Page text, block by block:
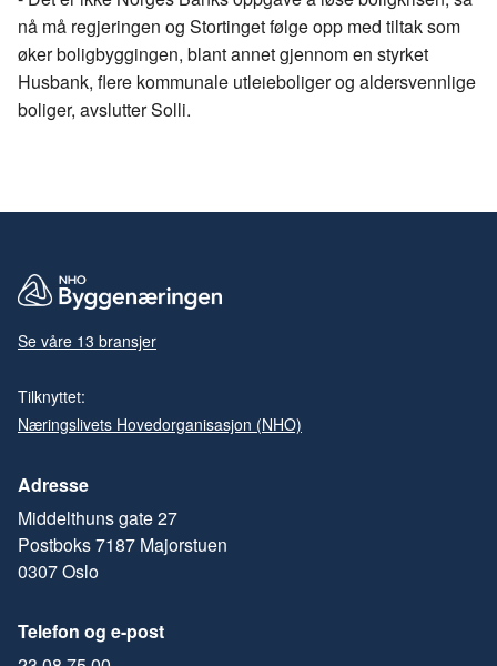
nå må regjeringen og Stortinget følge opp med tiltak som
øker boligbyggingen, blant annet gjennom en styrket
Husbank, flere kommunale utleieboliger og aldersvennlige
boliger, avslutter Solli.
Se våre 13 bransjer
Tilknyttet:
Næringslivets Hovedorganisasjon (NHO)
Adresse
Middelthuns gate 27
Postboks 7187 Majorstuen
0307 Oslo
Telefon og e-post